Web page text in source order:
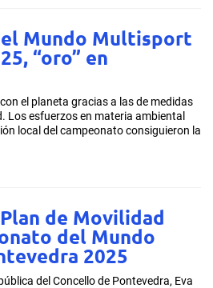
Mundo Multisport
“oro” en
el planeta gracias a las de medidas
Los esfuerzos en materia ambiental
local del campeonato consiguieron la
de Movilidad
del Mundo
2025
del Concello de Pontevedra, Eva